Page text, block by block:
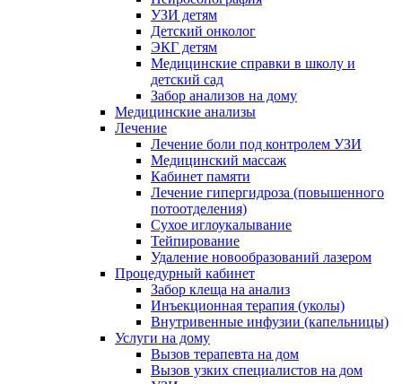
УЗИ детям
Детский онколог
ЭКГ детям
Медицинские справки в школу и
детский сад
Забор анализов на дому
Медицинские анализы
Лечение
Лечение боли под контролем УЗИ
Медицинский массаж
Кабинет памяти
Лечение гипергидроза (повышенного
потоотделения)
Сухое иглоукалывание
Тейпирование
Удаление новообразований лазером
Процедурный кабинет
Забор клеща на анализ
Инъекционная терапия (уколы)
Внутривенные инфузии (капельницы)
Услуги на дому
Вызов терапевта на дом
Вызов узких специалистов на дом